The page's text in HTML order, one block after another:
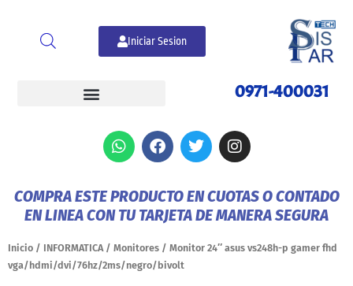
contenido
Iniciar Sesion
0971-400031
W
h
s
a
p
F
a
b
o
k
T
w
t
e
I
n
a
g
a
COMPRA ESTE PRODUCTO EN CUOTAS O CONTADO
EN LINEA CON TU TARJETA DE MANERA SEGURA
Inicio / INFORMATICA / Monitores / Monitor 24″ asus vs248h-p gamer fhd
vga/hdmi/dvi/76hz/2ms/negro/bivolt